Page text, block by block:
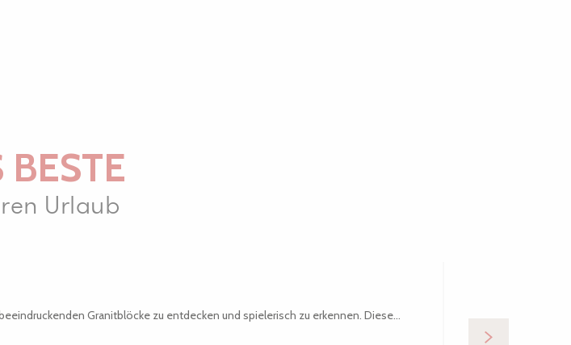
BESTE
Urlaub
Granitblöcke zu entdecken und spielerisch zu erkennen. Diese...
alle...